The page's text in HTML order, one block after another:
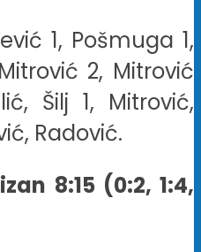
1, Pošmuga 1,
2, Mitrović
Šilj 1, Mitrović,
Radović.
8:15 (0:2, 1:4,